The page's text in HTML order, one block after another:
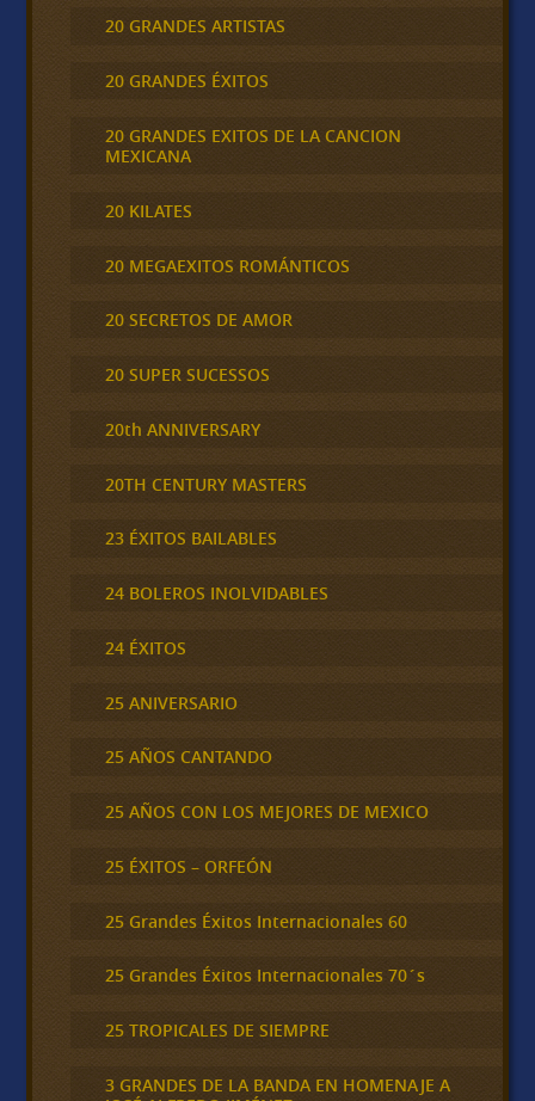
20 GRANDES ARTISTAS
20 GRANDES ÉXITOS
20 GRANDES EXITOS DE LA CANCION
MEXICANA
20 KILATES
20 MEGAEXITOS ROMÁNTICOS
20 SECRETOS DE AMOR
20 SUPER SUCESSOS
20th ANNIVERSARY
20TH CENTURY MASTERS
23 ÉXITOS BAILABLES
24 BOLEROS INOLVIDABLES
24 ÉXITOS
25 ANIVERSARIO
25 AÑOS CANTANDO
25 AÑOS CON LOS MEJORES DE MEXICO
25 ÉXITOS – ORFEÓN
25 Grandes Éxitos Internacionales 60
25 Grandes Éxitos Internacionales 70´s
25 TROPICALES DE SIEMPRE
3 GRANDES DE LA BANDA EN HOMENAJE A